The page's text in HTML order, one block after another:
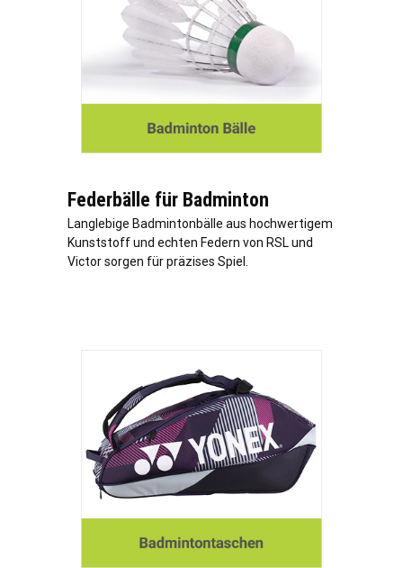
Federbälle für Badminton
Langlebige Badmintonbälle aus hochwertigem
Kunststoff und echten Federn von RSL und
Victor sorgen für präzises Spiel.